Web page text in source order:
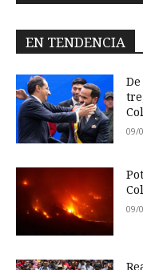
EN TENDENCIA
09/
09/